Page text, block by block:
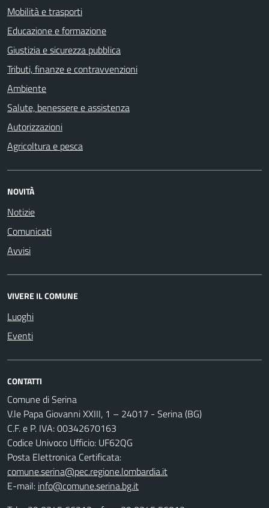
Mobilità e trasporti
Educazione e formazione
Giustizia e sicurezza pubblica
Tributi, finanze e contravvenzioni
Ambiente
Salute, benessere e assistenza
Autorizzazioni
Agricoltura e pesca
NOVITÀ
Notizie
Comunicati
Avvisi
VIVERE IL COMUNE
Luoghi
Eventi
CONTATTI
Comune di Serina
V.le Papa Giovanni XXIII, 1 – 24017 - Serina (BG)
C.F. e P. IVA: 00342670163
Codice Univoco Ufficio: UF62QG
Posta Elettronica Certificata:
comune.serina@pec.regione.lombardia.it
E-mail: info@comune.serina.bg.it